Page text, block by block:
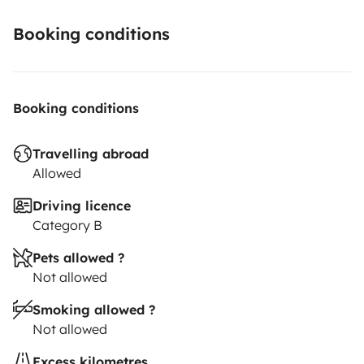
Booking conditions
Booking conditions
Travelling abroad
Allowed
Driving licence
Category B
Pets allowed ?
Not allowed
Smoking allowed ?
Not allowed